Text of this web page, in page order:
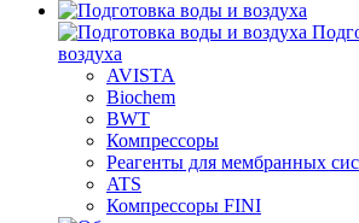
воздуха
AVISTA
Biochem
BWT
Компрессоры
Реагенты для мембранных
ATS
Компрессоры FINI